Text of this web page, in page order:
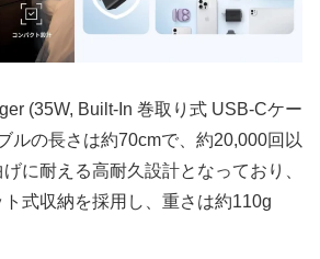
(35W, Built-In 巻取り式 USB-Cケー
ルの長さは約70cmで、約20,000回以
げに耐える高耐久設計となっており、
式収納を採用し、重さは約110g